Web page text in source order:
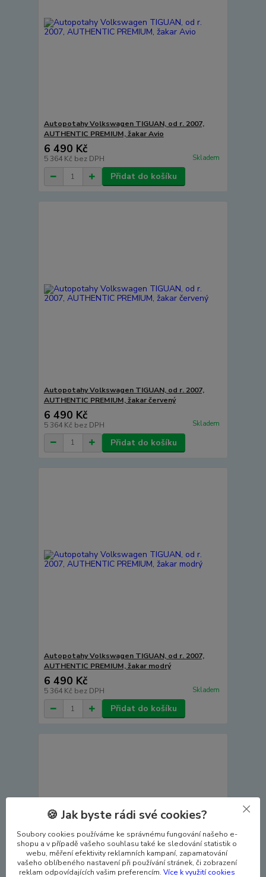
Autopotahy Volkswagen TIGUAN, od r. 2007,
AUTHENTIC PREMIUM, žakar Avio
6 490 Kč
5 364 Kč bez DPH Skladem
Přidat do košíku
Autopotahy Volkswagen TIGUAN, od r. 2007,
AUTHENTIC PREMIUM, žakar červený
6 490 Kč
5 364 Kč bez DPH Skladem
Přidat do košíku
Autopotahy Volkswagen TIGUAN, od r. 2007,
AUTHENTIC PREMIUM, žakar modrý
6 490 Kč
5 364 Kč bez DPH Skladem
Přidat do košíku
🍪 Jak byste rádi své cookies?
Soubory cookies používáme ke správnému fungování našeho e-
shopu a v případě vašeho souhlasu také ke sledování statistik o
webu, měření efektivity reklamních kampaní, zapamatování
vašeho oblíbeného nastavení při používání stránek, či zobrazení
reklam odpovídajících vašim preferencím. Více k využití cookies